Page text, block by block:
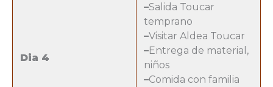
Dia 4
–Salida Toucar
temprano
–Visitar Aldea Toucar
–Entrega de material,
niños
–Comida con familia